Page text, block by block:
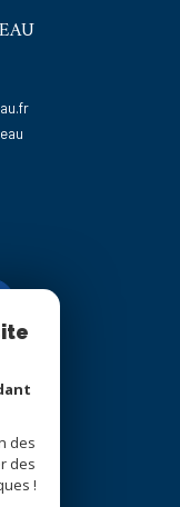
des
des
!